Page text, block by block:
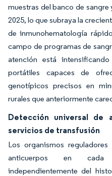
muestras del banco de
2025, lo que subraya la
de inmunohematología
campo de programas de
atención está
portátiles capaces de
genotípicos precisos en
rurales que anteriormente
Detección universal de
servicios de transfusión
Los organismos
anticuerpos en
independientemente del